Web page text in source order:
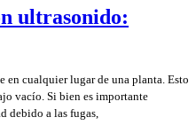
ultrasonido:
en cualquier lugar de una planta. Esto
vacío. Si bien es importante
debido a las fugas,